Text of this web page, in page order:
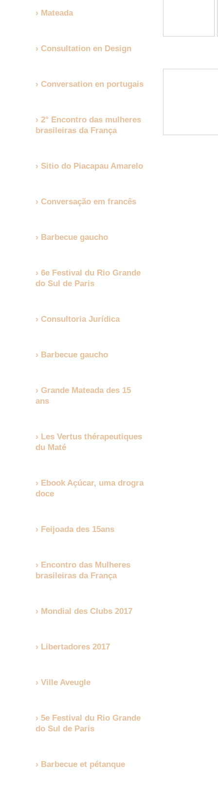
Mateada
Consultation en Design
Conversation en portugais
2° Encontro das mulheres
brasileiras da França
Sitio do Piacapau Amarelo
Conversação em francês
Barbecue gaucho
6e Festival du Rio Grande
do Sul de Paris
Consultoria Jurídica
Barbecue gaucho
Grande Mateada des 15
ans
Les Vertus thérapeutiques
du Maté
Ebook Açúcar, uma drogra
doce
Feijoada des 15ans
Encontro das Mulheres
brasileiras da França
Mondial des Clubs 2017
Libertadores 2017
Ville Aveugle
5e Festival du Rio Grande
do Sul de Paris
Barbecue et pétanque